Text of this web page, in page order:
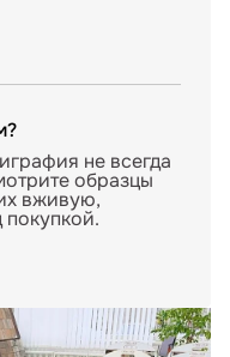
не всегда
образцы
вживую,